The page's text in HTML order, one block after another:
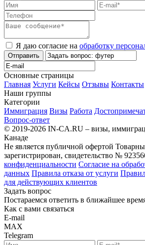
Я даю согласие на обработку
Отправить
Основные страницы
Главная Услуги Кейсы Отзывы Контакты
Наши группы
Категории
Иммиграция Визы Работа
Вопрос-ответ
© 2019-2026 IN-CA.RU – визы,
Канаде
Не является публичной офертой
зарегистрирован, свидетельство №
конфиденциальности Согласие на
данных Правила отказа от услуги
для действующих клиентов
Задать вопрос
Постараемся ответить в ближайшее
Как с вами связаться
E-mail
MAX
Telegram